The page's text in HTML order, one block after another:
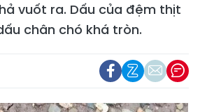
vuốt ra. Dấu của đệm thịt
chân chó khá tròn.